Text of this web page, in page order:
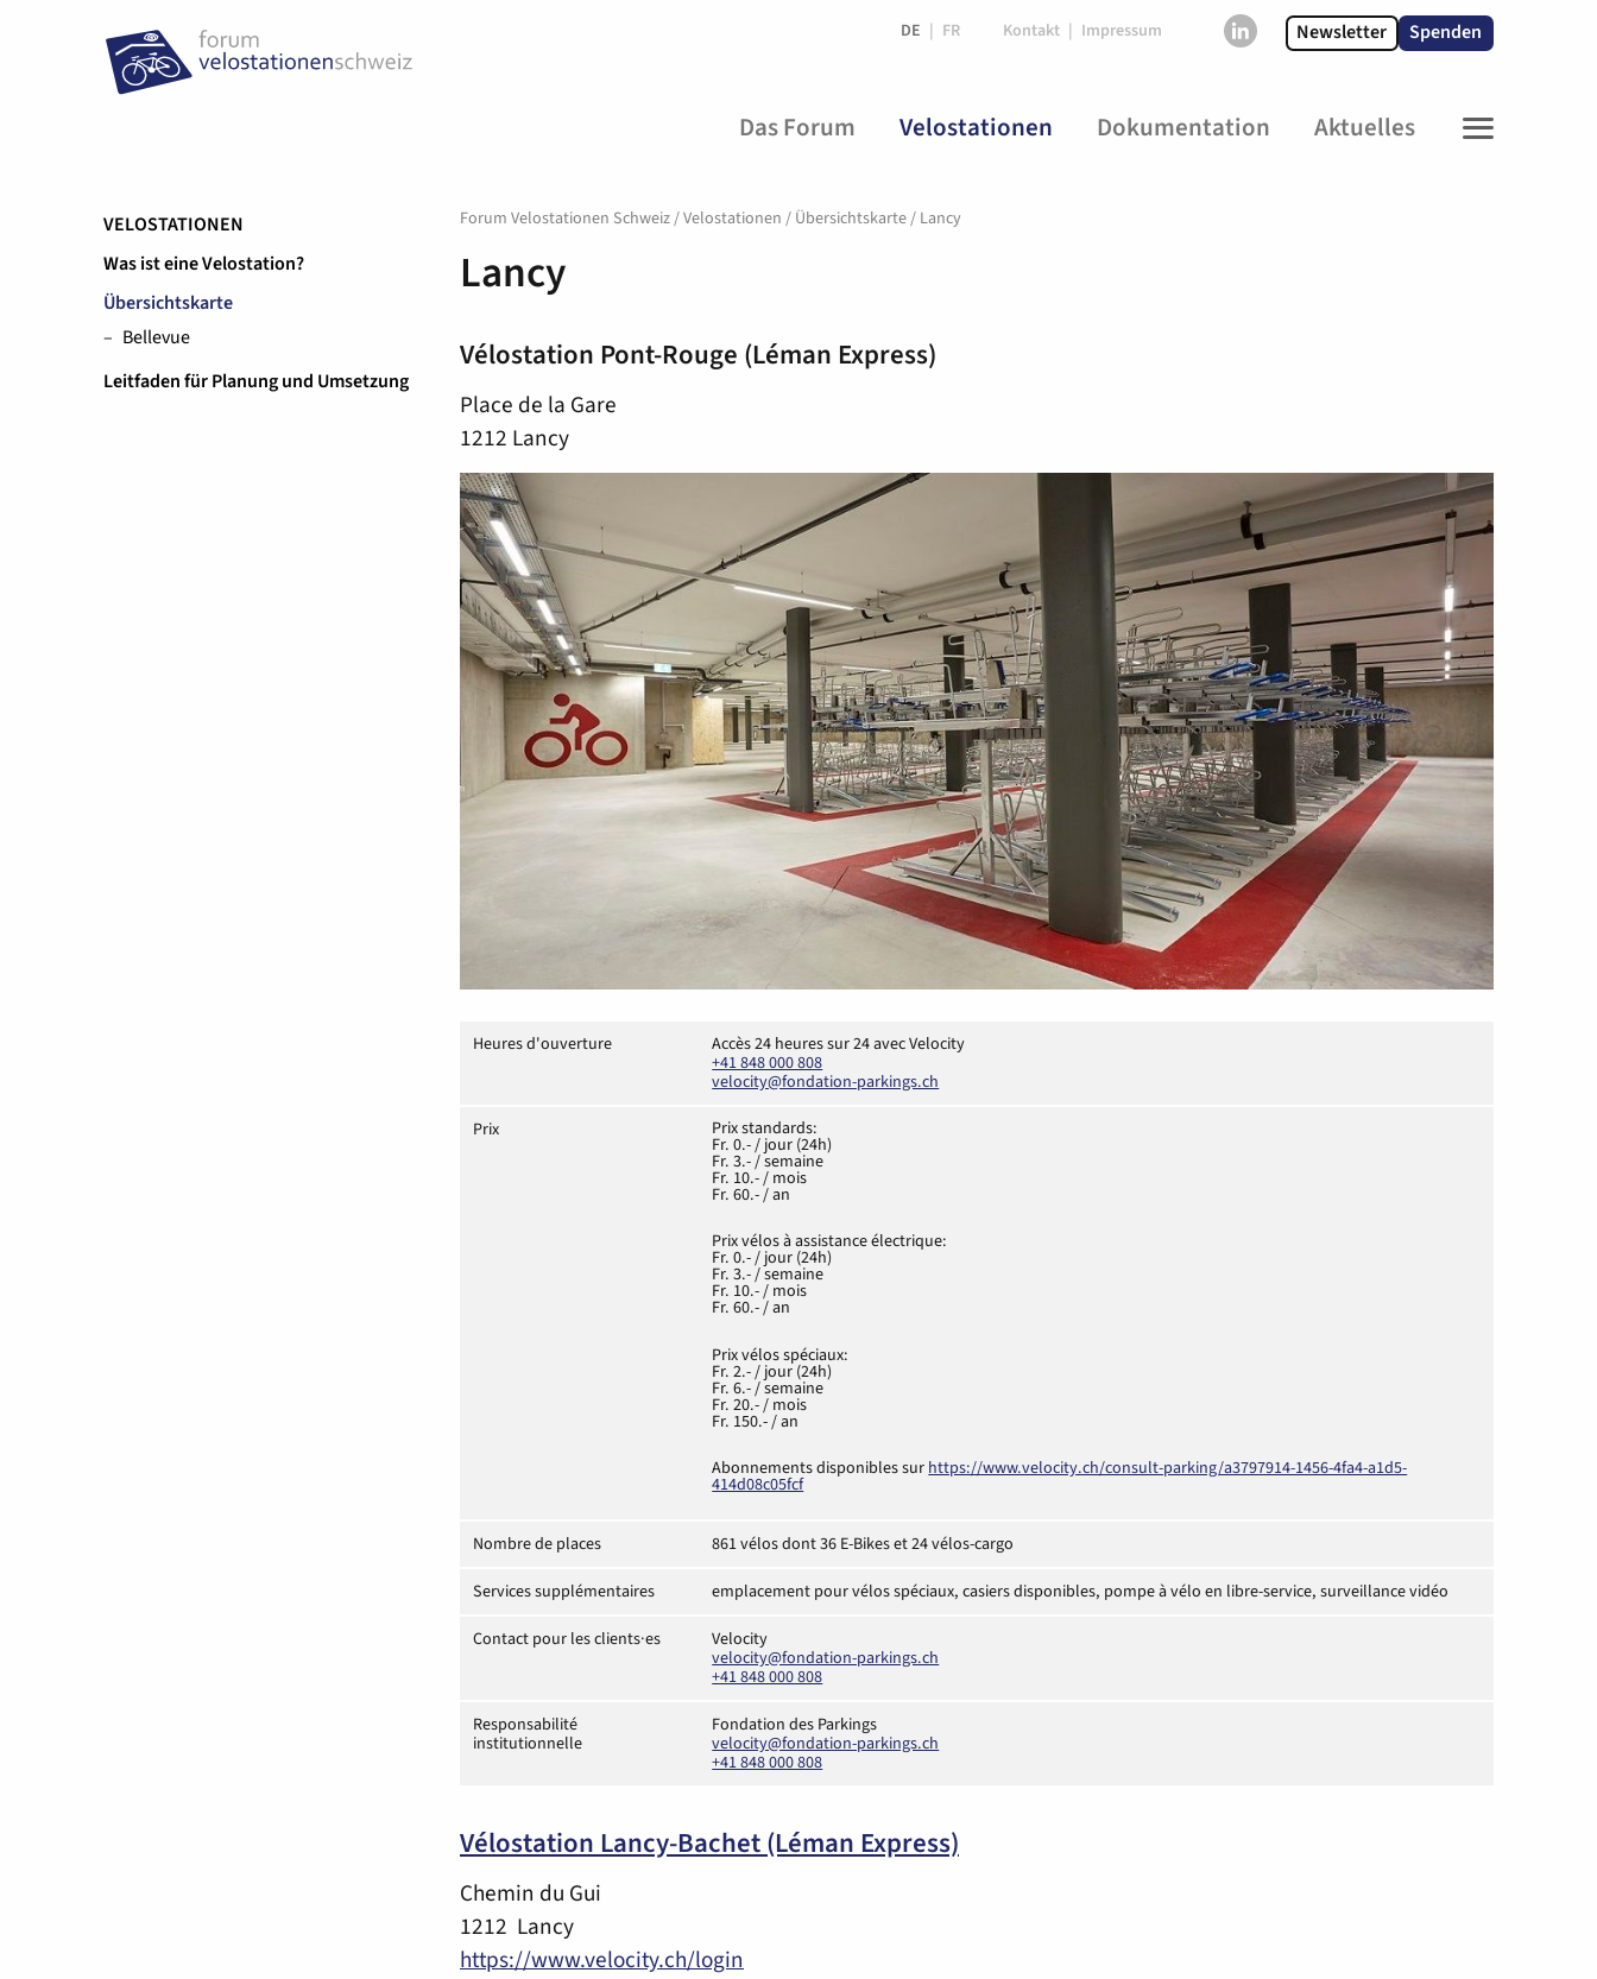
DE FR Kontakt Impressum Newsletter Spenden
Das Forum Velostationen Dokumentation Aktuelles MENU
VELOSTATIONEN
Was ist eine Velostation?
Übersichtskarte
Bellevue
Leitfaden für Planung und Umsetzung
Forum Velostationen Schweiz/Velostationen / Übersichtskarte/ Lancy
Lancy
Vélostation Pont-Rouge (Léman Express)
Place de la Gare
1212 Lancy
Heures d'ouverture
Accès 24 heures sur 24 avec Velocity
+41 848 000 808
velocity@fondation-parkings.ch
Prix
Prix standards:
Fr. 0.- / jour (24h)
Fr. 3.- / semaine
Fr. 10.- / mois
Fr. 60.- / an
Prix vélos à assistance électrique:
Fr. 0.- / jour (24h)
Fr. 3.- / semaine
Fr. 10.- / mois
Fr. 60.- / an
Prix vélos spéciaux:
Fr. 2.- / jour (24h)
Fr. 6.- / semaine
Fr. 20.- / mois
Fr. 150.- / an
Abonnements disponibles sur https://www.velocity.ch/consult-parking/a3797914-1456-4fa4-a1d5-
414d08c05fcf
Nombre de places
861 vélos dont 36 E-Bikes et 24 vélos-cargo
Services supplémentaires
emplacement pour vélos spéciaux, casiers disponibles, pompe à vélo en libre-service, surveillance vidéo
Contact pour les clients·es
Velocity
velocity@fondation-parkings.ch
+41 848 000 808
Responsabilité
institutionnelle
Fondation des Parkings
velocity@fondation-parkings.ch
+41 848 000 808
Vélostation Lancy-Bachet (Léman Express)
Chemin du Gui
1212 Lancy
https://www.velocity.ch/login